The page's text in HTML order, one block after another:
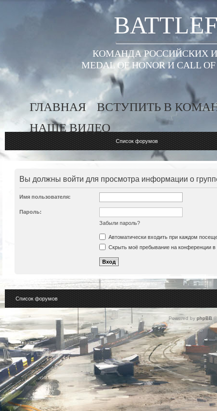
КОМАНДА РОССИЙСКИХ
MEDAL OF HONOR И
ГЛАВНАЯ
ВСТУПИТЬ В
НАШЕ ВИДЕО
Список форумов
Вы должны войти для просмотра информации о
Имя пользователя:
Пароль:
Забыли пароль?
Автоматически входить при каждом
Скрыть моё пребывание на конференции в
Список форумов
Powered by phpBB©